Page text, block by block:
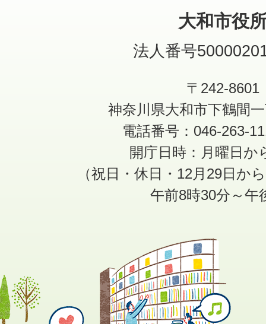
大和市役
法人番号
〒242-8601
神奈川県大和市下鶴間
電話番号：046-263-
開庁日時：月曜日か
（祝日・休日・12月29日か
午前8時30分～午